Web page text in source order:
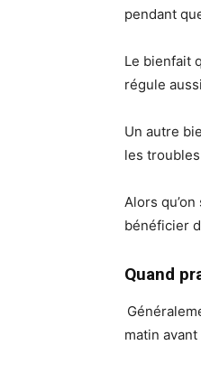
pendant
Le bienfait
régule
Un autre
les
Alors
bénéficier
Quand
matin